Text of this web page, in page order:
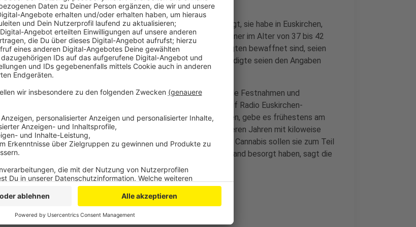
Es geht wieder um gewerbsmäßigen Drogenhandel. Die Polizei sagt, sie habe in Euskirchen,
Rösrath und in Köln sechs Haftbefehle vollstreckt und dabei Männer im Alter von 37 bis 42
Jahren festgenommen. Weil es Hinweise gab, dass die Beschuldigten bewaffnet sind, seien
Spezialeinheiten an dem Einsatz beteiligt gewesen. Zwei Beschuldigte seien den Angaben
zufolge leicht verletzt worden.
Die Einsatzkräfte durchsuchen elf Wohnungen und Autos. Wie viele Festnahmen und
Durchsuchungen es dabei hier in Euskirchen gibt, hat die Polizei auf Radio Euskirchen-
Nachfrage noch nicht gesagt. Weil die Durchsuchungen noch liefen, gebe es frühestens am
Mittag weitere Infos. Die beschuldigten Männer sollen seit mehreren Jahren mit kiloweise
Kokain, Cannabis und synthetischen Drogen gehandelt haben. Das Cannabis sollen sie zum Teil
auf eigenen Plantagen angebaut oder aus dem europäischen Ausland besorgt haben, sagt die
Polizei.